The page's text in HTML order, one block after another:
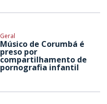
Geral
Músico de Corumbá é
preso por
compartilhamento de
pornografia infantil